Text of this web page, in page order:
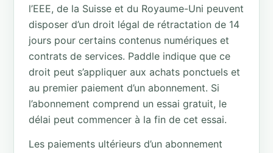
l’EEE, de la Suisse et du Royaume-Uni peuvent
disposer d’un droit légal de rétractation de 14
jours pour certains contenus numériques et
contrats de services. Paddle indique que ce
droit peut s’appliquer aux achats ponctuels et
au premier paiement d’un abonnement. Si
l’abonnement comprend un essai gratuit, le
délai peut commencer à la fin de cet essai.
Les paiements ultérieurs d’un abonnement